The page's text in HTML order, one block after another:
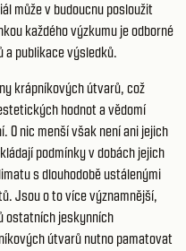
může v budoucnu posloužit
každého výzkumu je odborné
a publikace výsledků.
krápníkových útvarů, což
hodnot a vědomí
O nic menší však není ani jejich
podmínky v dobách jejich
s dlouhodobě ustálenými
Jsou o to více významnější,
ostatních jeskynních
útvarů nutno pamatovat